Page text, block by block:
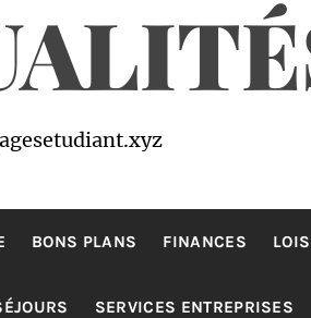
BONS PLANS FINANCES
SERVICES ENTREPRISES